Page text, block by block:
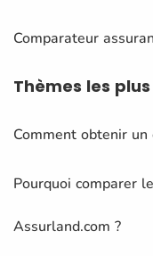
Comparateur
Thèmes les
Comment obtenir
Pourquoi comparer
Assurland.com ?